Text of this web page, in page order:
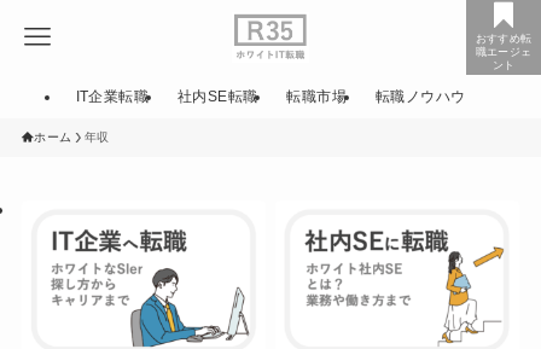
おすすめ転
職エージェ
ント
IT企業転職 社内SE転職 転職市場 転職ノウハウ
ホーム 年収